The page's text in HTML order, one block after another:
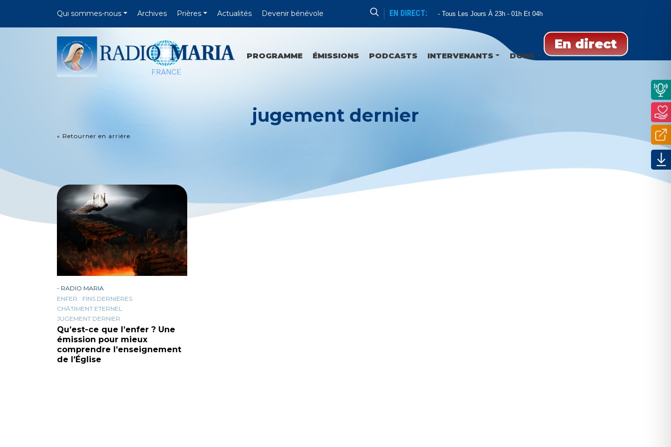
Qui sommes-nous Archives Prières Actualités Devenir bénévole EN DIRECT:
Enseignement Tous Les Jours À 23h - 01h Et 04h
En direct
PROGRAMME ÉMISSIONS PODCASTS INTERVENANTS DONS
jugement dernier
« Retourner en arrière
- RADIO MARIA
ENFER
FINS DERNIÈRES
CHÂTIMENT ETERNEL
JUGEMENT DERNIER
Qu’est-ce que l’enfer ? Une
émission pour mieux
comprendre l’enseignement
de l’Église